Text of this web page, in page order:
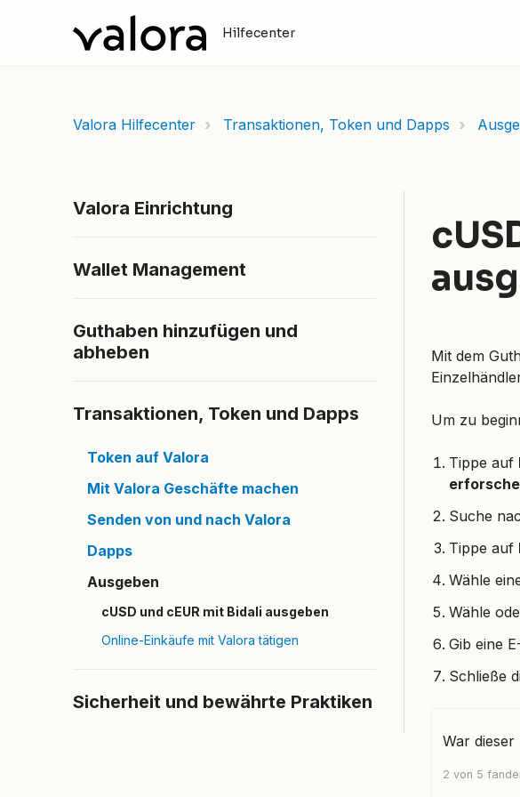
Hilfecenter
Valora Hilfecenter Transaktionen, Token und Dapps
Valora Einrichtung
Wallet Management
Guthaben hinzufügen und
abheben
Transaktionen, Token und Dapps
Token auf Valora
Mit Valora Geschäfte machen
Senden von und nach Valora
Dapps
Ausgeben
cUSD und cEUR mit Bidali ausgeben
Online-Einkäufe mit Valora tätigen
Sicherheit und bewährte Praktiken
Mit dem
Um zu
Tippe auf
Suche
Tippe auf
Wähle
Wähle
Gib eine
Schließe
War
2 von 5